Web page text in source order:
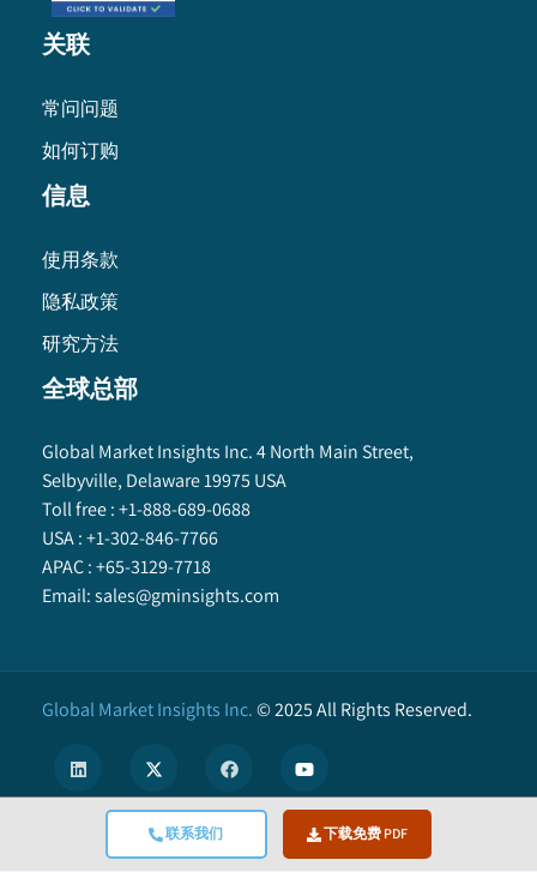
联系我们 下载免费 PDF
关联
常问问题
如何订购
信息
使用条款
隐私政策
研究方法
全球总部
Global Market Insights Inc. 4 North Main Street,
Selbyville, Delaware 19975 USA
Toll free :+1-888-689-0688
USA :+1-302-846-7766
APAC :+65-3129-7718
Email:sales@gminsights.com
Global Market Insights Inc.©2025All Rights Reserved.
We use cookies to enhance user experience. ( Privacy Policy